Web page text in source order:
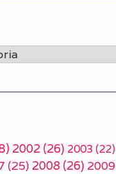
2002(26) 2003 (22)
(25) 2008(26) 2009